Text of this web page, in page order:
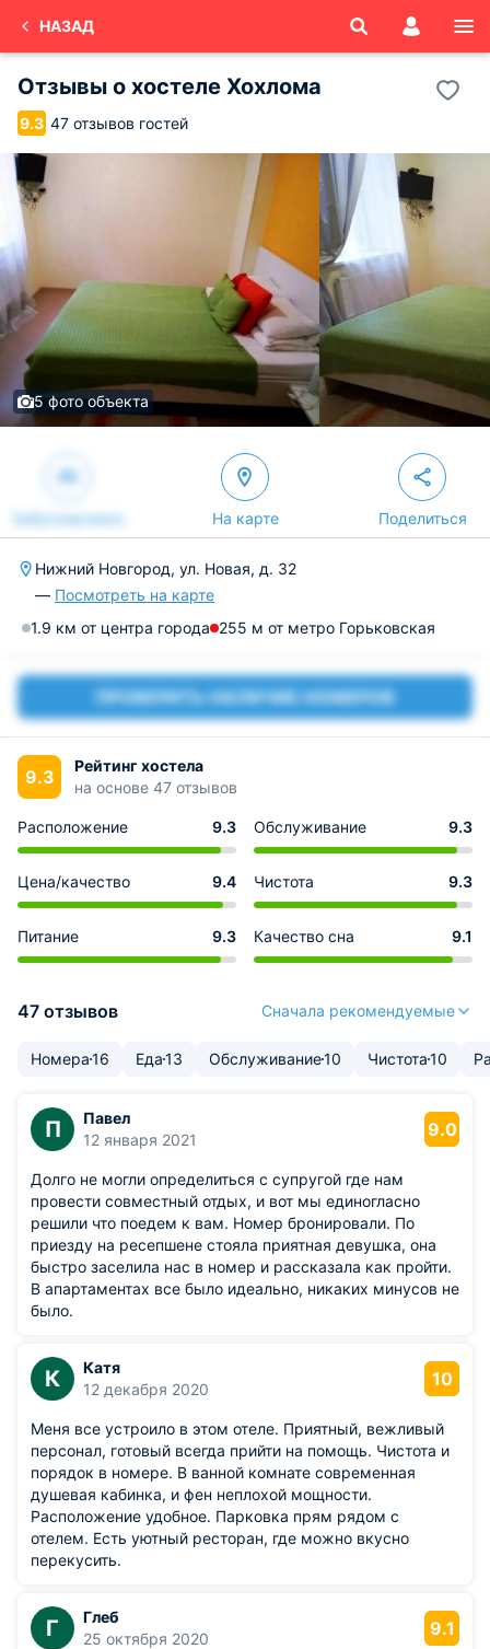
НАЗАД
Отзывы о хостеле Хохлома
9.3 47 отзывов гостей
5 фото объекта
Забронировать На карте Поделиться
Нижний Новгород, ул. Новая, д. 32
— Посмотреть на карте
1.9 км от центра города 255 м от метро Горьковская
ПРОВЕРИТЬ НАЛИЧИЕ НОМЕРОВ
9.3
Рейтинг хостела
на основе 47 отзывов
Расположение 9.3 Обслуживание 9.3
Цена/качество 9.4 Чистота 9.3
Питание 9.3 Качество сна 9.1
47 отзывов Сначала рекомендуемые
Номера16 Еда13 Обслуживание10 Чистота10
П
Павел
12 января 2021
9.0
Долго не могли определиться с супругой где нам
провести совместный отдых, и вот мы единогласно
решили что поедем к вам. Номер бронировали. По
приезду на ресепшене стояла приятная девушка, она
быстро заселила нас в номер и рассказала как пройти.
В апартаментах все было идеально, никаких минусов не
было.
К
Катя
12 декабря 2020
10
Меня все устроило в этом отеле. Приятный, вежливый
персонал, готовый всегда прийти на помощь. Чистота и
порядок в номере. В ванной комнате современная
душевая кабинка, и фен неплохой мощности.
Расположение удобное. Парковка прям рядом с
отелем. Есть уютный ресторан, где можно вкусно
перекусить.
Г
Глеб
25 октября 2020
9.1